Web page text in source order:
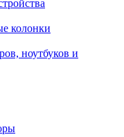
колонки
ноутбуков и